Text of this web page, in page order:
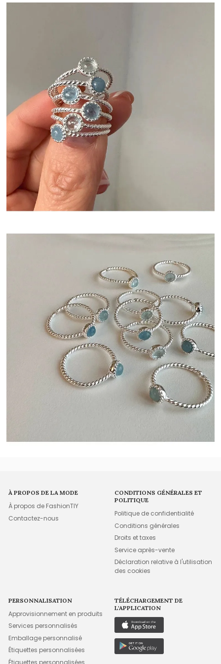
À PROPOS DE LA MODE
À propos de FashionTIY
Contactez-nous
CONDITIONS GÉNÉRALES ET
POLITIQUE
Politique de confidentialité
Conditions générales
Droits et taxes
Service après-vente
Déclaration relative à l'utilisation
des cookies
PERSONNALISATION
Approvisionnement en produits
Services personnalisés
Emballage personnalisé
Étiquettes personnalisées
Étiquettes personnalisées
TÉLÉCHARGEMENT DE
L'APPLICATION